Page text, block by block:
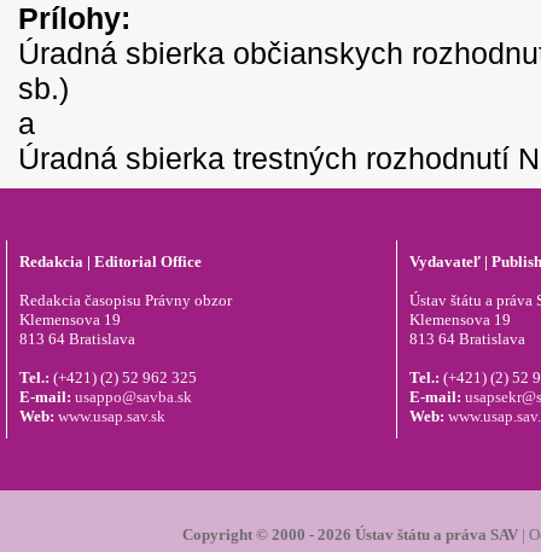
Prílohy:
Úradná sbierka občianskych
sb.)
a
Úradná sbierka trestných rozhodnutí
Redakcia | Editorial Office
Redakcia časopisu Právny obzor
Klemensova 19
813 64 Bratislava
Tel.: (+421) (2) 52 962 325
E-mail: usappo@savba.sk
Web: www.usap.sav.sk
Vydavateľ |
Ústav štátu a práva
Klemensova 19
813 64 Bratislava
Tel.: (+421) (2) 52
E-mail:
Web:
Copyright © 2000 - 2026 Ústav štátu a práva SAV|